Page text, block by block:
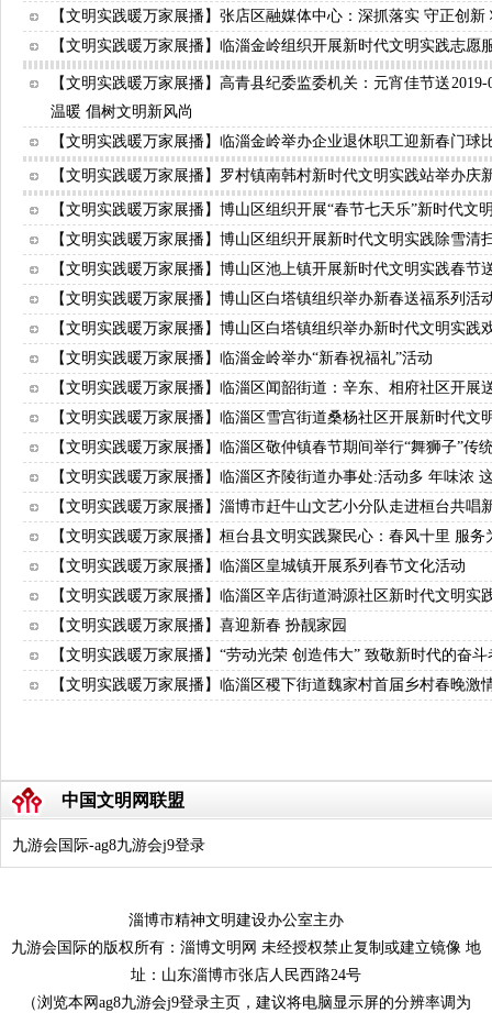
【文明实践暖万家展播】张店区融媒体中心：深抓落实 守正创
【文明实践暖万家展播】临淄金岭组织开展新时代文明实践志愿
2019-
【文明实践暖万家展播】高青县纪委监委机关：元宵佳节送
温暖 倡树文明新风尚
【文明实践暖万家展播】临淄金岭举办企业退休职工迎新春门球
【文明实践暖万家展播】罗村镇南韩村新时代文明实践站举办庆
【文明实践暖万家展播】博山区组织开展“春节七天乐”新时代文
【文明实践暖万家展播】博山区组织开展新时代文明实践除雪清
【文明实践暖万家展播】博山区池上镇开展新时代文明实践春节
【文明实践暖万家展播】博山区白塔镇组织举办新春送福系列活
【文明实践暖万家展播】博山区白塔镇组织举办新时代文明实践
【文明实践暖万家展播】临淄金岭举办“新春祝福礼”活动
【文明实践暖万家展播】临淄区闻韶街道：辛东、相府社区开展
【文明实践暖万家展播】临淄区雪宫街道桑杨社区开展新时代文
【文明实践暖万家展播】临淄区敬仲镇春节期间举行“舞狮子”传
【文明实践暖万家展播】临淄区齐陵街道办事处:活动多 年味浓
【文明实践暖万家展播】淄博市赶牛山文艺小分队走进桓台共唱
【文明实践暖万家展播】桓台县文明实践聚民心：春风十里 服务
【文明实践暖万家展播】临淄区皇城镇开展系列春节文化活动
【文明实践暖万家展播】临淄区辛店街道溡源社区新时代文明实
【文明实践暖万家展播】喜迎新春 扮靓家园
【文明实践暖万家展播】“劳动光荣 创造伟大” 致敬新时代的奋斗
【文明实践暖万家展播】临淄区稷下街道魏家村首届乡村春晚激
中国文明网联盟
九游会国际-ag8九游会j9登录
淄博市精神文明建设办公室主办
九游会国际的版权所有：淄博文明网 未经授权禁止复制或建立镜像 地
址：山东淄博市张店人民西路24号
（浏览本网ag8九游会j9登录主页，建议将电脑显示屏的分辨率调为